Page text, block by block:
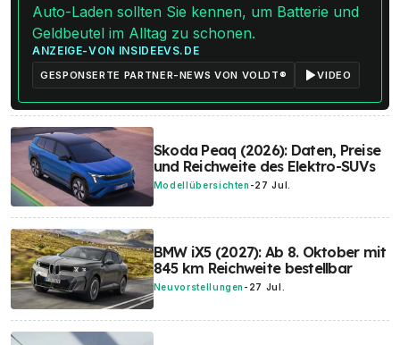
Auto-Laden sollten Sie kennen, um Batterie und
Geldbeutel im Alltag zu schonen.
ANZEIGE-VON INSIDEEVS.DE
GESPONSERTE PARTNER-NEWS VON VOLDT® VIDEO
Skoda Peaq (2026): Daten, Preise
und Reichweite des Elektro-SUVs
Modellübersichten -27 Jul.
BMW iX5 (2027): Ab 8. Oktober mit
845 km Reichweite bestellbar
Neuvorstellungen - 27 Jul.